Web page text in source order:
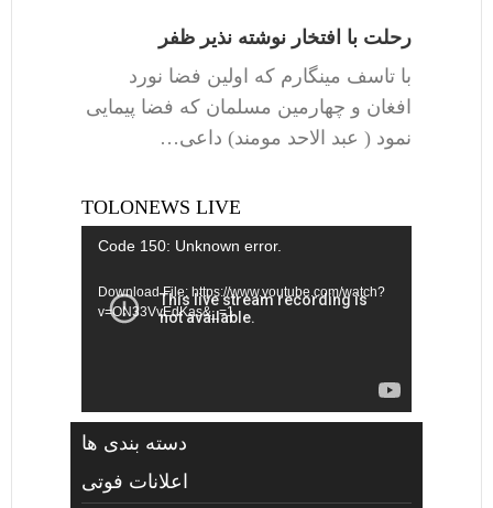
رحلت با افتخار نوشته نذیر ظفر
با تاسف مینگارم که اولین فضا نورد
افغان و چهارمین مسلمان که فضا پیمایی
نمود ( عبد الاحد مومند) داعی…
TOLONEWS LIVE
Video
Code 150: Unknown error.
Download File: https://www.youtube.com/watch?
v=ON33VvEdKas&_=1
دسته بندی ها
اعلانات فوتی